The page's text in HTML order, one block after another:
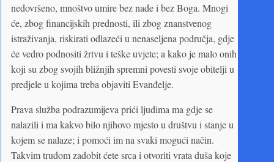
nedovršeno, mnoštvo umire bez nade i bez Boga. Mnogi
će, zbog financijskih prednosti, ili zbog znanstvenog
istraživanja, riskirati odlazeći u nenaseljena područja, gdje
će vedro podnositi žrtvu i teške uvjete; a kako je malo onih
koji su zbog svojih bližnjih spremni povesti svoje obitelji u
predjele u kojima treba objaviti Evanđelje.
Prava služba podrazumijeva prići ljudima ma gdje se
nalazili i ma kakvo bilo njihovo mjesto u društvu i stanje u
kojem se nalaze; i pomoći im na svaki mogući način.
Takvim trudom zadobit ćete srca i otvoriti vrata duša koje